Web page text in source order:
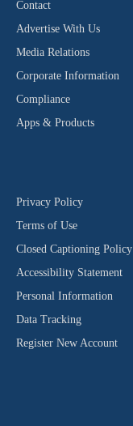
Contact
Advertise With Us
Media Relations
Corporate Information
Compliance
Apps & Products
Privacy Policy
Terms of Use
Closed Captioning Policy
Accessibility Statement
Personal Information
Data Tracking
Register New Account